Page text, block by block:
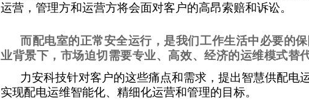
运营，管理方和运营方将会面对客户的高昂索赔和诉讼。
而配电室的正常安全运行，是我们工作生活中必要的
业背景下，市场迫切需要专业、高效、经济的运维模式替
力安科技针对客户的这些痛点和需求，提出智慧供配电
实现配电运维智能化、精细化运营和管理的目标。